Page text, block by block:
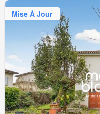
Mise À Jour